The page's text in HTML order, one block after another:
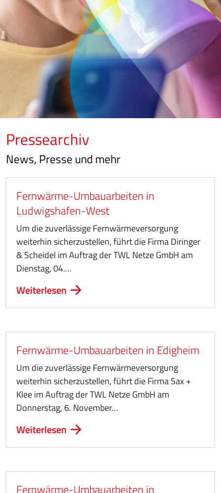
Pressearchiv
News, Presse und mehr
Fernwärme-Umbauarbeiten in
Ludwigshafen-West
Um die zuverlässige Fernwärmeversorgung
weiterhin sicherzustellen, führt die Firma Diringer
& Scheidel im Auftrag der TWL Netze GmbH am
Dienstag, 04.…
Weiterlesen
Fernwärme-Umbauarbeiten in Edigheim
Um die zuverlässige Fernwärmeversorgung
weiterhin sicherzustellen, führt die Firma Sax +
Klee im Auftrag der TWL Netze GmbH am
Donnerstag, 6. November…
Weiterlesen